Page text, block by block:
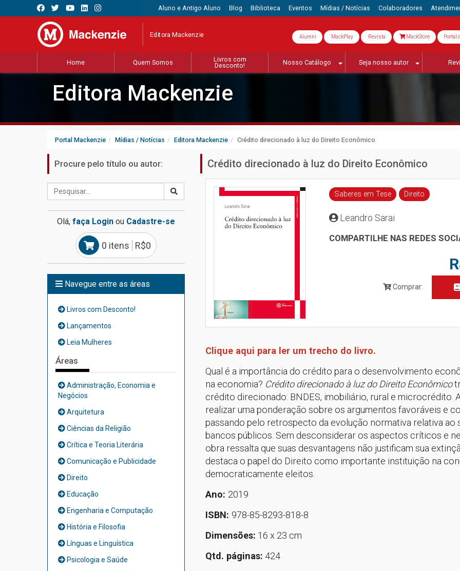
Aluno e Antigo Aluno Blog Biblioteca Eventos Mídias / Notícias Colaboradores
Editora Mackenzie Alumni MackPlay Revista MackStore Portal
Home Quem Somos
Livros com
Desconto!
Nosso Catálogo Seja nosso autor
Editora Mackenzie
Portal Mackenzie Mídias / Notícias Editora Mackenzie Crédito direcionado à luz do Direito Econômico
Procure pelo título ou autor:
Olá, faça Loginou Cadastre-se
0 itens R$0
Navegue entre as áreas
Livros com Desconto!
Lançamentos
Leia Mulheres
Áreas
Administração, Economia e
Negócios
Arquitetura
Ciências da Religião
Crítica e Teoria Literária
Comunicação e Publicidade
Direito
Educação
Engenharia e Computação
História e Filosofia
Línguas e Linguística
Psicologia e Saúde
Crédito direcionado à luz do Direito Econômico
Saberes em Tese Direito
Leandro Sarai
COMPARTILHE NAS REDES
Comprar:
Clique aqui para ler um trecho do livro.
Qual é a importância do crédito para o desenvol­vimento
na economia? Crédito direcionado à luz do Direito Eco­nômico
crédito direcionado: BNDES, imobiliário, rural e microcrédito.
realizar uma ponderação sobre os argumentos favoráveis e
passando pelo retrospecto da evolução normativa relativa ao
bancos públicos. Sem desconsiderar os aspectos críticos e
obra ressalta que suas desvan­tagens não justificam sua
destaca o papel do Direito como importante instituição na
democraticamente eleitos.
Ano: 2019
ISBN: 978-85-8293-818-8
Dimensões: 16 x 23 cm
Qtd. páginas: 424